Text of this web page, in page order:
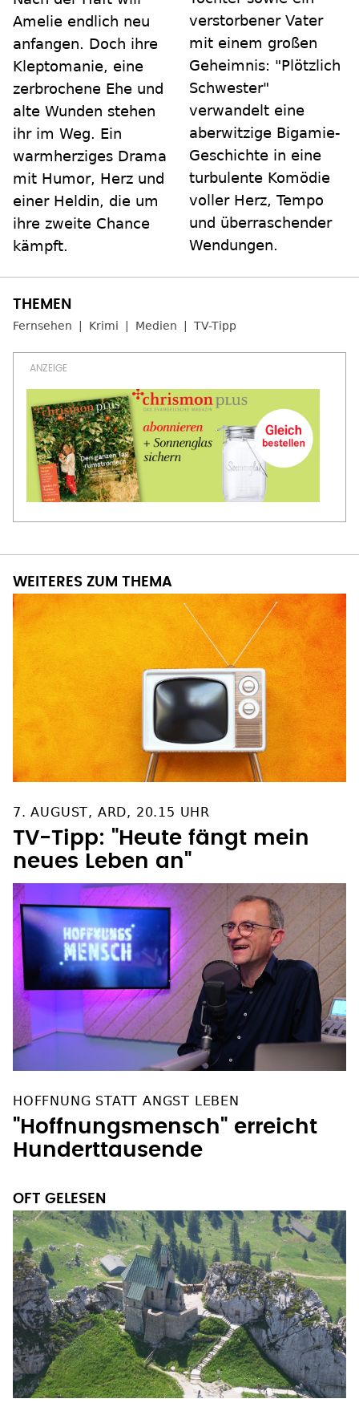
Amelie endlich neu
anfangen. Doch ihre
Kleptomanie, eine
zerbrochene Ehe und
alte Wunden stehen
ihr im Weg. Ein
warmherziges Drama
mit Humor, Herz und
einer Heldin, die um
ihre zweite Chance
kämpft.
verstorbener Vater
mit einem großen
Geheimnis: "Plötzlich
Schwester"
verwandelt eine
aberwitzige Bigamie-
Geschichte in eine
turbulente Komödie
voller Herz, Tempo
und überraschender
Wendungen.
Fernsehen Krimi Medien TV-Tipp
WEITERES ZUM THEMA
7. AUGUST, ARD, 20.15 UHR
TV-Tipp: "Heute fängt mein
neues Leben an"
HOFFNUNG STATT ANGST LEBEN
"Hoffnungsmensch" erreicht
Hunderttausende
OFT GELESEN